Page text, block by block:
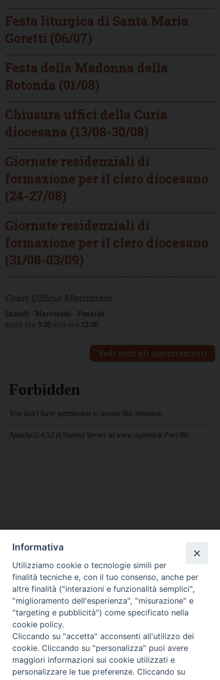
Festa liturgica di Santa Maria
Goretti (06/07)
Festa della Madonna della
Rotonda (01/08)
Chiusura uffici della Curia
diocesana (13/08-30/08)
Giornate residenziali di
formazione per il clero diocesano
(24-27/08)
Giornate residenziali di
formazione per il clero diocesano
(31/08-03/09)
Lunedì - Mercoledì - Venerdì
dalle ore 9:30 alle ore 12:30
Vedi tutti gli appuntamenti
DIOCESI SUBURBICARIA DI ALBANO
Contatti:Tel.: 06.93268401 - Fax.: 06.9323844
E-mail:curia@diocesidialbano.it
Orari: dal Lunedì al Venerdì Ore: 9:00 - 13:00
Lunedì, Mercoledì e Venerdì, Ore 9:30 - 12:30
Informativa
Utilizziamo cookie o tecnologie simili per
finalità tecniche e, con il tuo consenso, anche per
altre finalità ("interazioni e funzionalità semplici",
"miglioramento dell'esperienza", "misurazione" e
"targeting e pubblicità") come specificato nella
cookie policy.
Cliccando su "accetta" acconsenti all'utilizzo dei
cookie. Cliccando su "personalizza" puoi avere
maggiori informazioni sui cookie utilizzati e
personalizzare le tue preferenze. Cliccando su